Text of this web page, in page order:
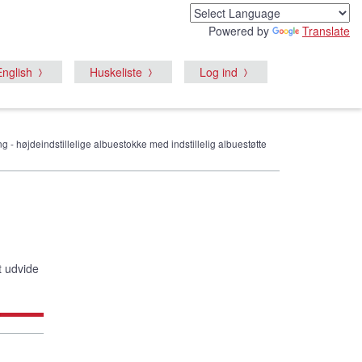
Powered by Translate
Huskeliste Log ind
- højdeindstillelige albuestokke med indstillelig albuestøtte
udvide